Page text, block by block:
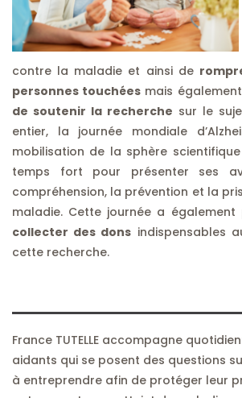
contre la maladie et ainsi de
personnes touchées mais
de soutenir la recherche sur le
entier, la journée mondiale
mobilisation de la sphère
temps fort pour présenter ses
compréhension, la prévention et la
maladie. Cette journée a
collecter des dons indispensables
cette recherche.
France TUTELLE accompagne
aidants qui se posent des questions
à entreprendre afin de protéger leur